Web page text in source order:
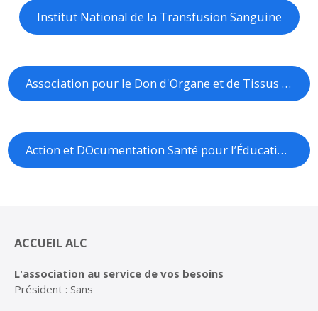
Institut National de la Transfusion Sanguine
Association pour le Don d'Organe et de Tissus humains
Action et DOcumentation Santé pour l’Éducation Nationale
ACCUEIL ALC
L'association au service de vos besoins
Président : Sans